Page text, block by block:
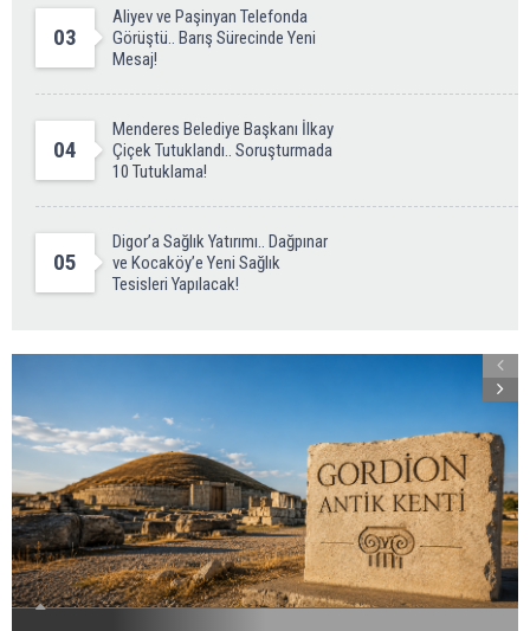
03
Aliyev ve Paşinyan Telefonda
Görüştü.. Barış Sürecinde Yeni
Mesaj!
04
Menderes Belediye Başkanı İlkay
Çiçek Tutuklandı.. Soruşturmada
10 Tutuklama!
05
Digor’a Sağlık Yatırımı.. Dağpınar
ve Kocaköy’e Yeni Sağlık
Tesisleri Yapılacak!